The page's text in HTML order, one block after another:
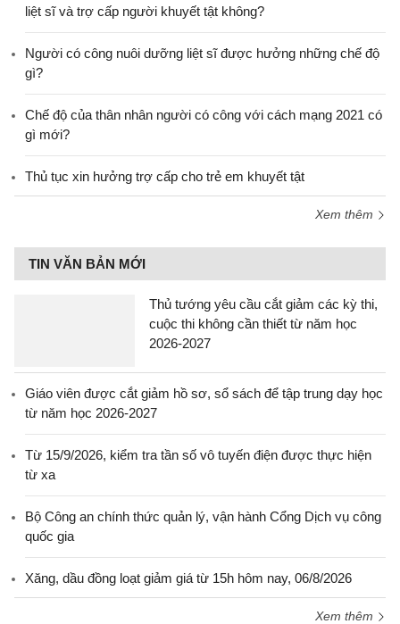
liệt sĩ và trợ cấp người khuyết tật không?
Người có công nuôi dưỡng liệt sĩ được hưởng những chế độ
gì?
Chế độ của thân nhân người có công với cách mạng 2021 có
gì mới?
Thủ tục xin hưởng trợ cấp cho trẻ em khuyết tật
Xem thêm
TIN VĂN BẢN MỚI
Thủ tướng yêu cầu cắt giảm các kỳ thi,
cuộc thi không cần thiết từ năm học
2026-2027
Giáo viên được cắt giảm hồ sơ, sổ sách để tập trung dạy học
từ năm học 2026-2027
Từ 15/9/2026, kiểm tra tần số vô tuyến điện được thực hiện
từ xa
Bộ Công an chính thức quản lý, vận hành Cổng Dịch vụ công
quốc gia
Xăng, dầu đồng loạt giảm giá từ 15h hôm nay, 06/8/2026
Xem thêm